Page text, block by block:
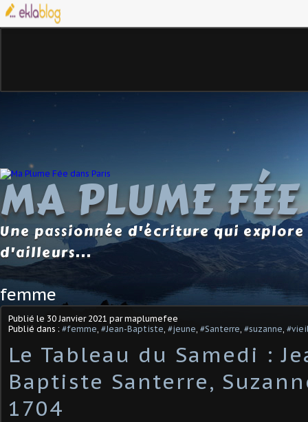
MA PLUME
Une passionnée d'écriture qui
d'ailleurs...
femme
Publié le 30 Janvier 2021 par maplumefee
Publié dans : #femme #Jean-Baptiste #jeune #Santerre #suzanne
Le Tableau du Samedi :
Baptiste Santerre,
1704